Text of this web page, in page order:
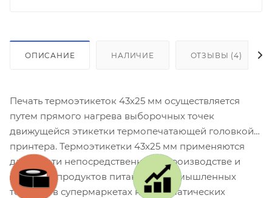
ОПИСАНИЕ НАЛИЧИЕ ОТЗЫВЫ (4)
Печать термоэтикеток 43х25 мм осуществляется
путем прямого нагрева выборочных точек
движущейся этикетки термопечатающей головкой
принтера. Термоэтикетки 43x25 мм применяются
для печати непосредственно на производстве и
упаковке продуктов питания и промышленных
товаров, в супермаркетах на автоматических